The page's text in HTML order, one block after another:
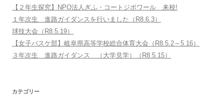
【２年生探究】NPO法人ぎふ・コートジボワール 来校!
１年次生 進路ガイダンスを行いました（R8.6.3）
球技大会（R8.5.19）
【女子バスケ部】岐阜県高等学校総合体育大会（R8.5.2～5.16）
３年次生 進路ガイダンス （大学見学）（R8.5.15）
カテゴリー